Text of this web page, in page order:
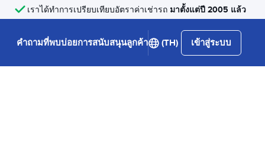
เราได้ทำการเปรียบเทียบอัตราค่าเช่ารถ มาตั้งแต่ปี 2005 แล้ว
คำถามที่พบบ่อยการสนับสนุนลูกค้า (TH) เข้าสู่ระบบ